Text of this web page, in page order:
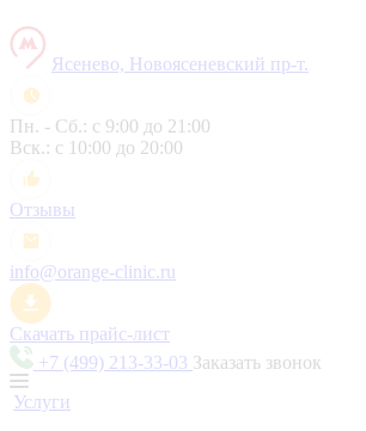
Ясенево, Новоясеневский пр-т.
Пн. - Сб.: с 9:00 до 21:00
Вск.: с 10:00 до 20:00
Отзывы
info@orange-clinic.ru
Скачать прайс-лист
+7 (499) 213-33-03 Заказать звонок
Услуги